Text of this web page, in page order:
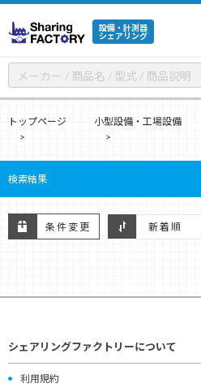
設備・計測器
シェアリング
トップページ 小型設備・工場設備
検索結果
条件変更
シェアリングファクトリーについて
利用規約